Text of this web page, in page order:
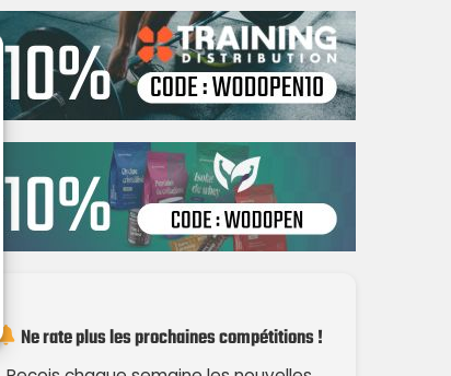
Ne rate plus les prochaines compétitions !